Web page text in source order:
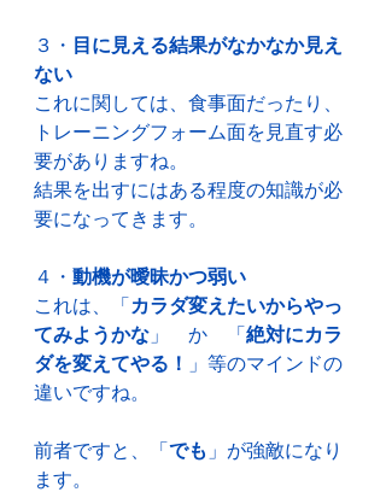
３・ 目に見える結果がなかなか見え
ない
これに関しては、食事面だったり、
トレーニングフォーム面を見直す必
要がありますね。
結果を出すにはある程度の知識が必
要になってきます。
４・ 動機が曖昧かつ弱い
これは、「カラダ変えたいからやっ
てみようかな 」　か　「絶対にカラ
ダを変えてやる！ 」等のマインドの
違いですね。
前者ですと、「でも 」が強敵になり
ます。